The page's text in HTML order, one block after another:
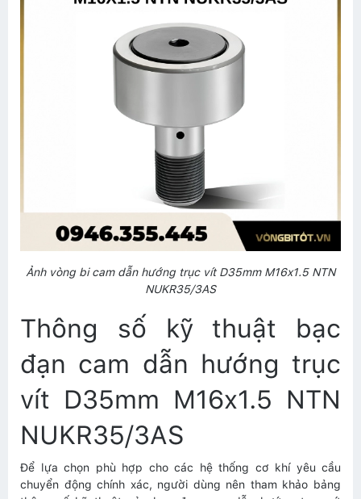
Ảnh vòng bi cam dẫn hướng trục vít D35mm M16x1.5 NTN
NUKR35/3AS
Thông số kỹ thuật bạc
đạn cam dẫn hướng trục
vít D35mm M16x1.5 NTN
NUKR35/3AS
Để lựa chọn phù hợp cho các hệ thống cơ khí yêu cầu
chuyển động chính xác, người dùng nên tham khảo bảng